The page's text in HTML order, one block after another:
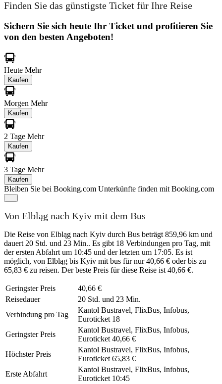
Finden Sie das günstigste Ticket für Ihre Reise
Sichern Sie sich heute Ihr Ticket und profitieren Sie
von den besten Angeboten!
Heute Mehr
Kaufen
Morgen Mehr
Kaufen
2 Tage Mehr
Kaufen
3 Tage Mehr
Kaufen
Bleiben Sie bei Booking.com Unterkünfte finden mit Booking.com
Von Elbląg nach Kyiv mit dem Bus
Die Reise von Elbląg nach Kyiv durch Bus beträgt 859,96 km und
dauert 20 Std. und 23 Min.. Es gibt 18 Verbindungen pro Tag, mit
der ersten Abfahrt um 10:45 und der letzten um 17:05. Es ist
möglich, von Elbląg bis Kyiv mit bus für nur 40,66 € oder bis zu
65,83 € zu reisen. Der beste Preis für diese Reise ist 40,66 €.
Geringster Preis
40,66 €
Reisedauer
20 Std. und 23 Min.
Verbindung pro Tag
Kantol Bustravel, FlixBus, Infobus,
Euroticket 18
Geringster Preis
Kantol Bustravel, FlixBus, Infobus,
Euroticket 40,66 €
Höchster Preis
Kantol Bustravel, FlixBus, Infobus,
Euroticket 65,83 €
Erste Abfahrt
Kantol Bustravel, FlixBus, Infobus,
Euroticket 10:45